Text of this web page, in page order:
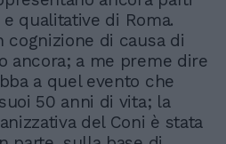
qualitative di Roma.
di causa di
ancora; a me preme dire
a quel evento che
50 anni di vita; la
del Coni è stata